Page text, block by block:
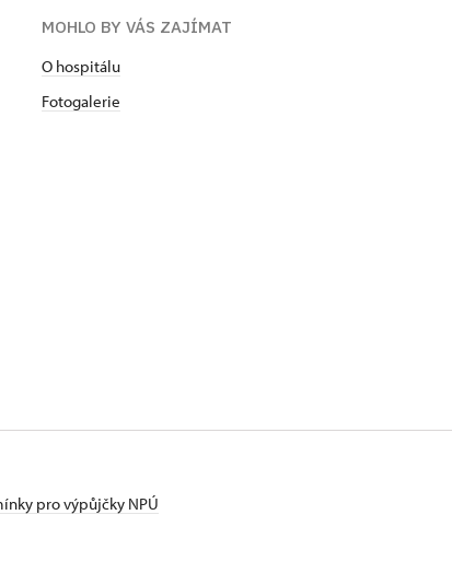
MOHLO BY VÁS ZAJÍMAT
O hospitálu
Fotogalerie
pro výpůjčky NPÚ